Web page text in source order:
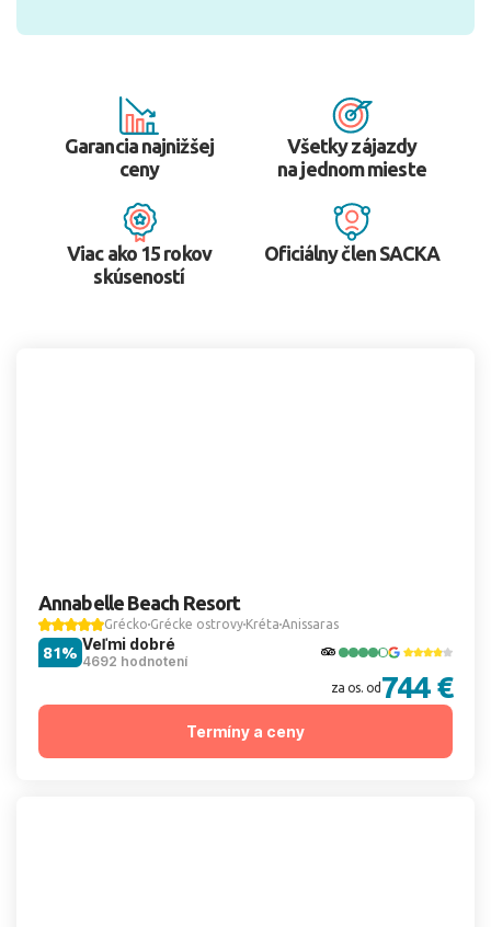
Garancia najnižšej
ceny
Všetky zájazdy
na jednom mieste
Viac ako 15 rokov
skúseností
Oficiálny člen SACKA
Annabelle Beach Resort
Grécko Grécke ostrovy Kréta Anissaras
Veľmi dobré
4692 hodnotení
81%
za os. od 744 €
Termíny a ceny